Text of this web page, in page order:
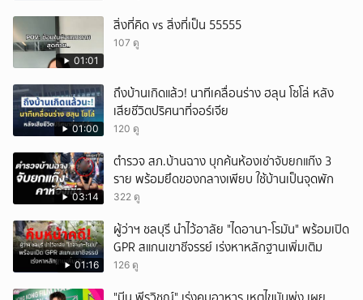
01:01
สิ่งที่คิด vs สิ่งที่เป็น 55555
107 ดู
01:00
ถึงบ้านเกิดแล้ว! นาทีเคลื่อนร่าง ฮลุน โซโล่ หลัง
เสียชีวิตปริศนาที่จอร์เจีย
120 ดู
03:14
ตำรวจ สภ.บ้านฉาง บุกค้นห้องเช่าจับยกแก๊ง 3
ราย พร้อมยึดของกลางเพียบ ใช้บ้านเป็นจุดพัก
322 ดู
01:16
ผู้ว่าฯ ชลบุรี นำไว้อาลัย "ไดอานา-โรมัน" พร้อมเปิด
GPR สแกนเขาชีจรรย์ เร่งหาหลักฐานเพิ่มเติม
126 ดู